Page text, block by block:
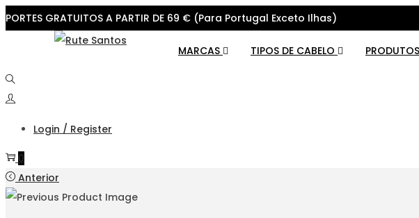
PORTES GRATUITOS A PARTIR DE 69 € (Para Portugal Exceto Ilhas)
navigation
content
MARCAS TIPOS DE CABELO PRODUTOS
Login / Register
0
Anterior